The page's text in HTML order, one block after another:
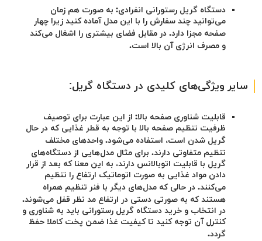
دستگاه گریل رستورانی انفرادی: به صورت هم زمان
می‌توانید چند سفارش را با این مدل آماده کنید زیرا چهار
صفحه مجزا دارد. در مقابل فضای بیشتری را اشغال می‌کند
و مصرف انرژی آن بالا است.
سایر ویژگی‌های کلیدی در دستگاه گریل:
قابلیت شناوری صفحه بالا: از این عبارت برای توصیف
ظرفیت تنظیم صفحه بالا با توجه به قطر غذایی که در حال
گریل شدن است، استفاده می‌شود. واحدهای مختلف
تنظیم متفاوتی دارند. برای مثال مدل‌هایی از دستگاه‌های
گریل با قابلیت اتوبالانس دارند، به این معنا که بعد از قرار
دادن مواد غذایی به صورت اتوماتیک ارتفاع را تنظیم
می‌کنند. در حالی که مدل‌های دیگر با فنر تنظیم همراه
هستند که به صورتی دستی در ارتفاع مد نظر قفل می‌شوند.
در انتخاب و خرید دستگاه گریل رستورانی باید به شناوری و
کنترل آن توجه کنید تا کیفیت غذا ضمن پخت کاملا حفظ
گردد.